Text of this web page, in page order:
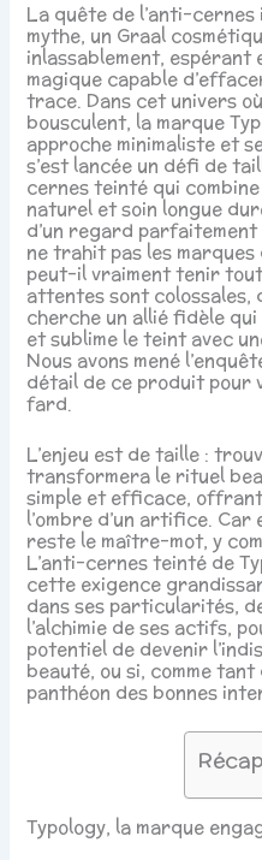
La quête de l’anti-
mythe, un Graal
inlassablement,
magique capable
trace. Dans cet univers
bousculent, la marque
approche minimaliste et
s’est lancée un défi de
cernes teinté qui
naturel et soin longue
d’un regard
ne trahit pas les marques
peut-il vraiment tenir
attentes sont colossales,
cherche un allié fidèle
et sublime le teint avec
Nous avons mené
détail de ce produit pour
fard.
L’enjeu est de taille :
transformera le rituel
simple et efficace,
l’ombre d’un artifice.
reste le maître-mot, y
L’anti-cernes teinté de
cette exigence
dans ses particularités,
l’alchimie de ses actifs,
potentiel de devenir
beauté, ou si, comme
panthéon des bonnes
Récap
Typology, la marque